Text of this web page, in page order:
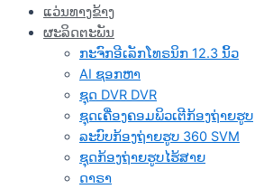
ແວ່ນທາງຂ້າງ
ຜະລິດຕະພັນ
ກະຈົກອີເລັກໂທຣນິກ 12.3 ນິ້ວ
AI ຊອກຫາ
ຊຸດ DVR DVR
ຊຸດເຄື່ອງຄອມພິວເຕີກ້ອງຖ່າຍຮູບ
ລະບົບກ້ອງຖ່າຍຮູບ 360 SVM
ຊຸດກ້ອງຖ່າຍຮູບໄຮ້ສາຍ
ດາຣາ